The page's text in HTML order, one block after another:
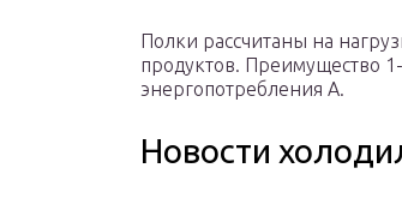
Полки рассчитаны на
продуктов. Преимущество
энергопотребления А.
Новости